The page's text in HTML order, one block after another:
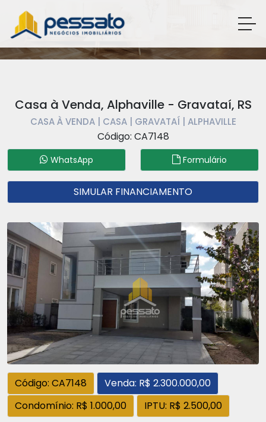
Casa à Venda, Alphaville - Gravataí, RS
CASA À VENDA | CASA | GRAVATAÍ | ALPHAVILLE
Código: CA7148
WhatsApp Formulário
SIMULAR FINANCIAMENTO
Código: CA7148
Venda: R$ 2.300.000,00
Condomínio: R$ 1.000,00
IPTU: R$ 2.500,00